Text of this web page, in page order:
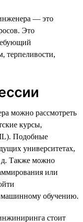
— это
Это
терпеливости,
можно рассмотреть
курсы,
Подобные
университетах,
Также можно
или
машинному обучению.
стоит